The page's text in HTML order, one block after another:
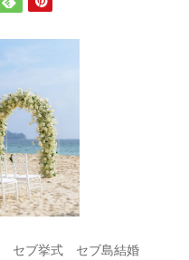
セブ挙式 セブ島結婚